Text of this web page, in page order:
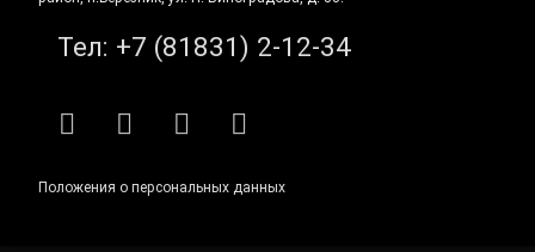
Тел: +7 (81831) 2-12-34
RSS E-mailВКонтакте
Telegram
Положения о персональных данных